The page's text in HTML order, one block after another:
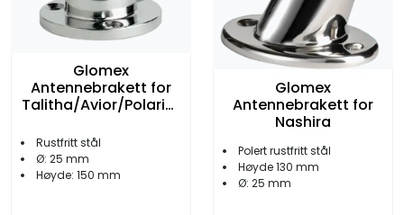
Glomex
Antennebrakett for
Talitha/Avior/Polaris/
Rustfritt stål
Ø: 25 mm
Høyde: 150 mm
Glomex
Antennebrakett for
Nashira
Polert rustfritt stål
Høyde 130 mm
Ø: 25 mm